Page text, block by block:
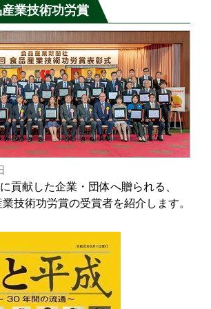
業技術功労賞
貢献した企業・団体へ贈られる、
技術功労賞の受賞者を紹介します。